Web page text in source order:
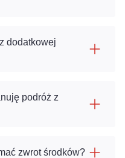
dodatkowej
podróż z
zwrot środków?